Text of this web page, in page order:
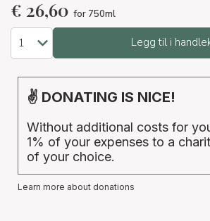
€ 26,60 for 750ml
Legg til i
✌ DONATING IS NICE!
Without additional costs for
1% of your expenses to a
of your choice.
Learn more about donations